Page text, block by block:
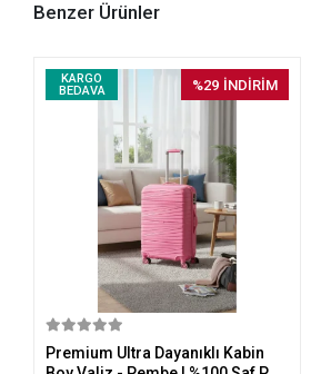
Benzer Ürünler
KARGO
BEDAVA
%29 İNDİRİM
Premium Ultra Dayanıklı Kabin